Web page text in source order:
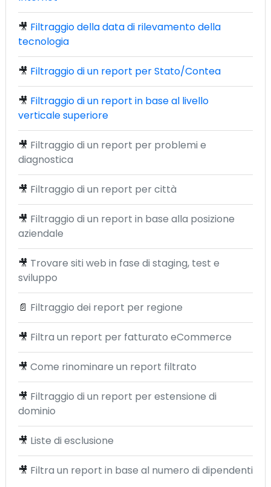
🎥 Filtraggio della data di rilevamento della
tecnologia
🎥 Filtraggio di un report per Stato/Contea
🎥 Filtraggio di un report in base al livello
verticale superiore
🎥 Filtraggio di un report per problemi e
diagnostica
🎥 Filtraggio di un report per città
🎥 Filtraggio di un report in base alla posizione
aziendale
🎥 Trovare siti web in fase di staging, test e
sviluppo
📄 Filtraggio dei report per regione
🎥 Filtra un report per fatturato eCommerce
🎥 Come rinominare un report filtrato
🎥 Filtraggio di un report per estensione di
dominio
🎥 Liste di esclusione
🎥 Filtra un report in base al numero di dipendenti